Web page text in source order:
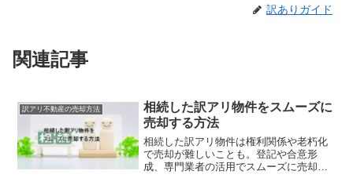
訳ありガイド
関連記事
訳アリ不動産の売却方法
相続した訳アリ物件をスムーズに
売却する方法
相続した訳アリ物件は権利関係や老朽化
で売却が難しいことも。登記や合意形
成、専門業者の活用でスムーズに売却す